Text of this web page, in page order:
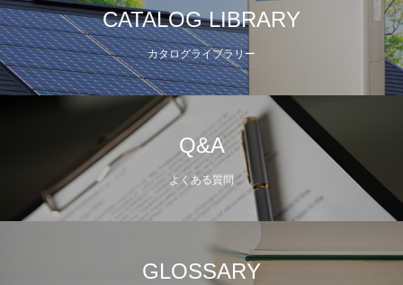
CATALOG LIBRARY
カタログライブラリー
Q&A
よくある質問
GLOSSARY